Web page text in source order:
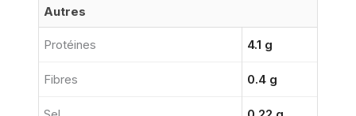
Autres
Protéines 4.1 g
Fibres 0.4 g